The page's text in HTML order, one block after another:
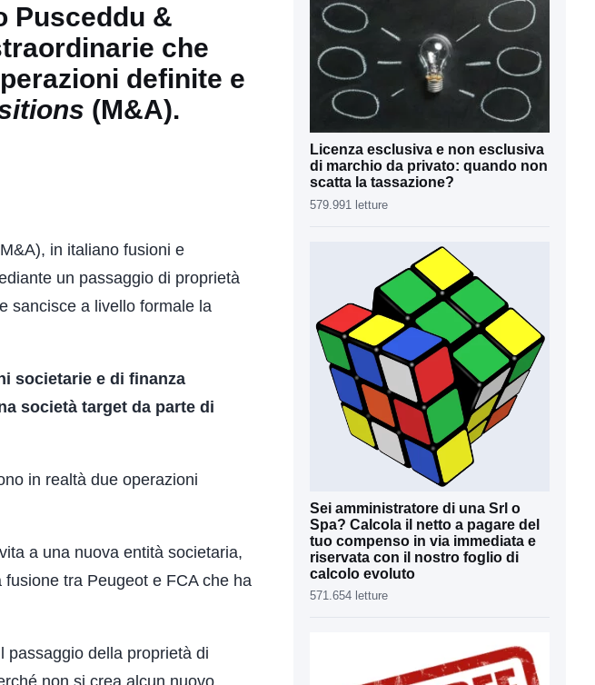
Pusceddu &
che
definite e
(M&A).
in italiano fusioni e
un passaggio di proprietà
sancisce a livello formale la
societarie e di finanza
società target da parte di
in realtà due operazioni
a una nuova entità societaria,
tra Peugeot e FCA che ha
passaggio della proprietà di
non si crea alcun nuovo
Licenza esclusiva e non esclusiva
di marchio da privato: quando non
scatta la tassazione?
579.991 letture
Sei amministratore di una Srl o
Spa? Calcola il netto a pagare del
tuo compenso in via immediata e
riservata con il nostro foglio di
calcolo evoluto
571.654 letture